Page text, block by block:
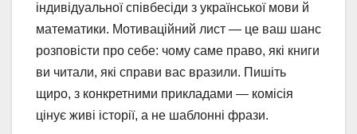
індивідуальної співбесіди з української мови й
математики. Мотиваційний лист — це ваш шанс
розповісти про себе: чому саме право, які книги
ви читали, які справи вас вразили. Пишіть
щиро, з конкретними прикладами — комісія
цінує живі історії, а не шаблонні фрази.